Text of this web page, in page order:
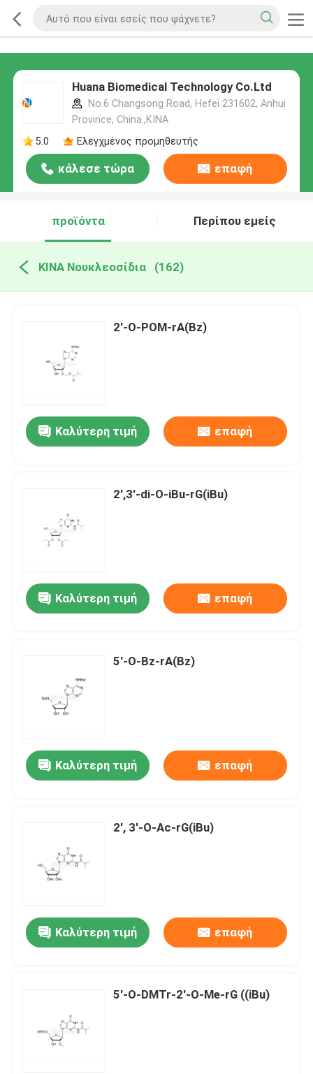
Huana Biomedical Technology Co.Ltd
No.6 Changsong Road, Hefei 231602, Anhui
Province, China.,ΚΙΝΑ
5.0
Ελεγχμένος προμηθευτής
κάλεσε τώρα επαφή
προϊόντα Περίπου εμείς
ΚΙΝΑ Νουκλεοσίδια (162)
2'-O-POM-rA(Bz)
Καλύτερη τιμή επαφή
2',3'-di-O-iBu-rG(iBu)
Καλύτερη τιμή επαφή
5'-O-Bz-rA(Bz)
Καλύτερη τιμή επαφή
2', 3'-O-Ac-rG(iBu)
Καλύτερη τιμή επαφή
5'-O-DMTr-2'-O-Me-rG ((iBu)